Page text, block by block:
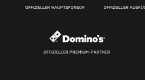
OFFIZIELLER HAUPTSPONSOR OFFIZIELLER
OFFIZIELLER PREMIUM-PARTNER